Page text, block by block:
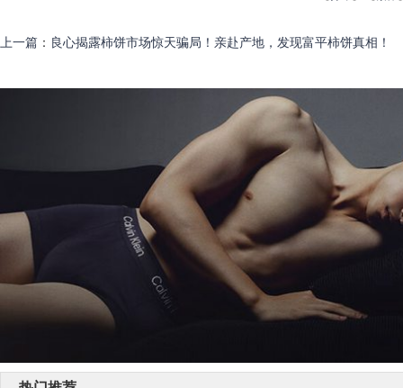
上一篇 ： 良心揭露柿饼市场惊天骗局！亲赴产地，发现富平柿饼真相！